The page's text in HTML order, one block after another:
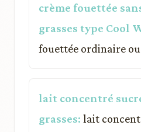
crème fouettée
grasses type Cool
fouettée ordinaire
lait concentré
grasses: lait